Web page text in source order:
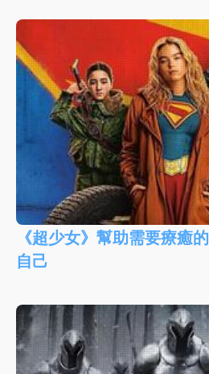
《超少女》幫助需要療癒
自己